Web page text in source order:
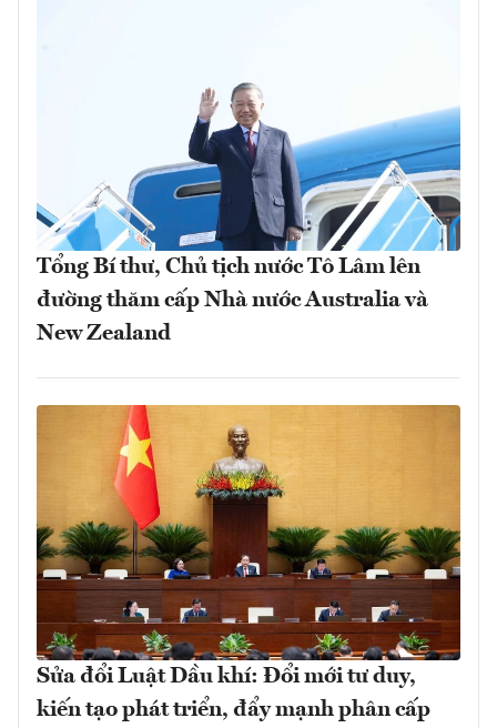
Tổng Bí thư, Chủ tịch nước Tô Lâm lên
đường thăm cấp Nhà nước Australia và
New Zealand
Sửa đổi Luật Dầu khí: Đổi mới tư duy,
kiến tạo phát triển, đẩy mạnh phân cấp